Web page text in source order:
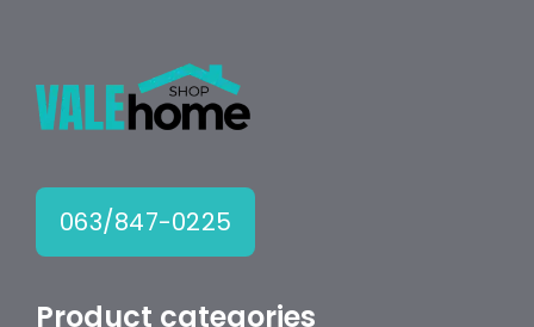
063/847-0225
Product categories